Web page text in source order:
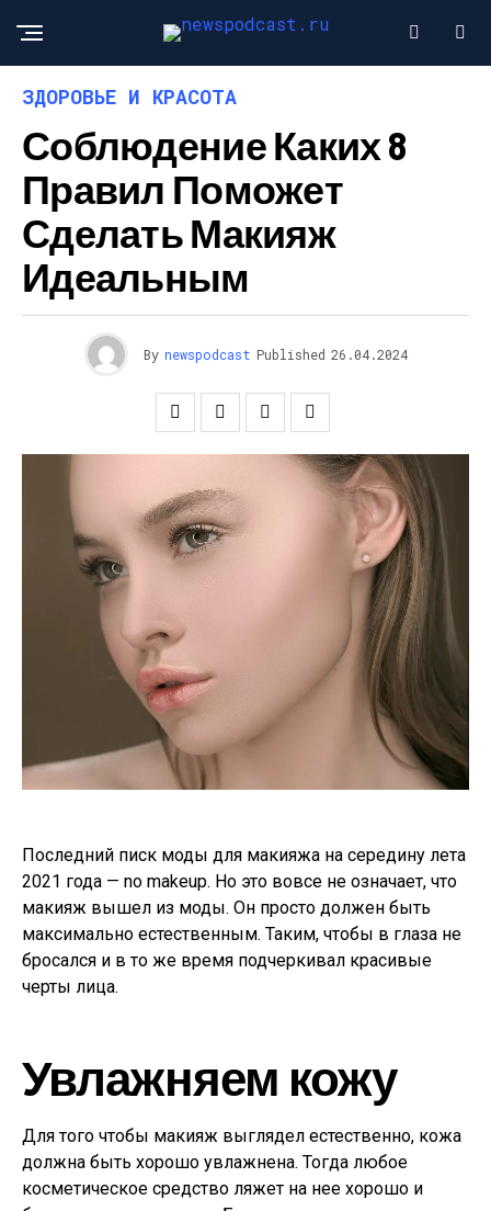
ЗДОРОВЬЕ И КРАСОТА
Соблюдение Каких 8
Правил Поможет
Сделать Макияж
Идеальным
By newspodcast Published 26.04.2024
Последний писк моды для макияжа на середину лета
2021 года — no makeup. Но это вовсе не означает, что
макияж вышел из моды. Он просто должен быть
максимально естественным. Таким, чтобы в глаза не
бросался и в то же время подчеркивал красивые
черты лица.
Увлажняем кожу
Для того чтобы макияж выглядел естественно, кожа
должна быть хорошо увлажнена. Тогда любое
косметическое средство ляжет на нее хорошо и